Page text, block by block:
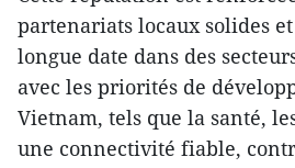
partenariats locaux solides
longue date dans des
avec les priorités de
Vietnam, tels que la santé,
une connectivité fiable,